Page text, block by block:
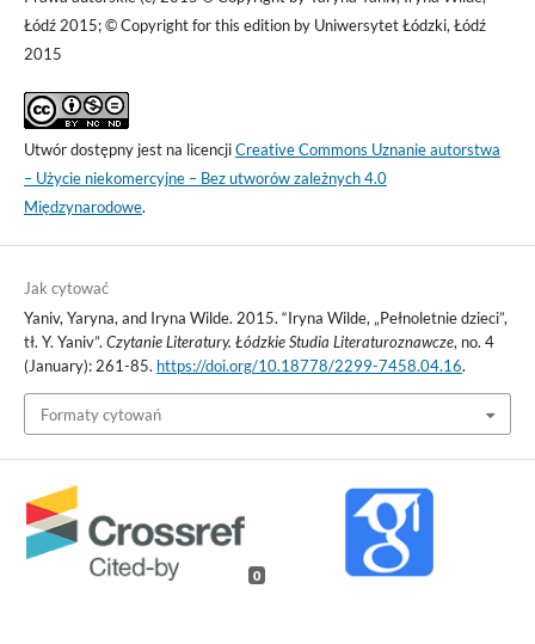
Łódź 2015; © Copyright for this edition by Uniwersytet Łódzki, Łódź
2015
Utwór dostępny jest na licencjiCreative Commons Uznanie autorstwa
– Użycie niekomercyjne – Bez utworów zależnych 4.0
Międzynarodowe.
Jak cytować
Yaniv, Yaryna, and Iryna Wilde. 2015. “Iryna Wilde, „Pełnoletnie dzieci”,
tł. Y. Yaniv”. Czytanie Literatury. Łódzkie Studia Literaturoznawcze, no. 4
(January): 261-85. https://doi.org/10.18778/2299-7458.04.16.
Formaty cytowań
0